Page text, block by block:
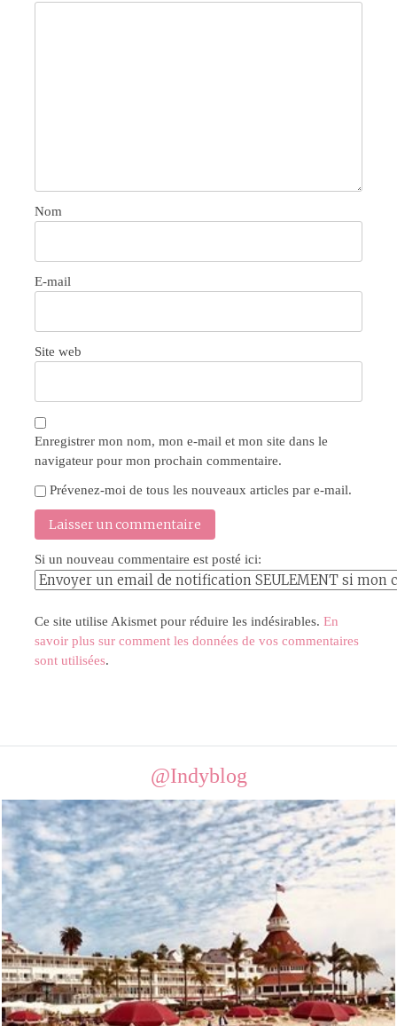
Nom
E-mail
Site web
Enregistrer mon nom, mon e-mail et mon site dans le
navigateur pour mon prochain commentaire.
Prévenez-moi de tous les nouveaux articles par e-mail.
Si un nouveau commentaire est posté ici:
Ce site utilise Akismet pour réduire les indésirables. En
savoir plus sur comment les données de vos commentaires
sont utilisées.
@Indyblog